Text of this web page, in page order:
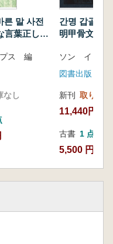
른 말 사전
言葉正しい
ス 編
なし
간명 갑골문
明甲骨文字
ソン イェチ
新刊 取り寄せ
11,440円
古書 1 点
5,500 円